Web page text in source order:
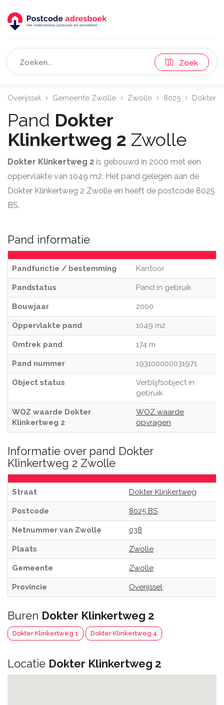
Zoek
Overijssel Gemeente Zwolle Zwolle 8025 Dokter
Pand Dokter
Klinkertweg 2 Zwolle
Dokter Klinkertweg 2 is gebouwd in 2000 met een
oppervlakte van 1049 m2. Het pand gelegen aan de
Dokter Klinkertweg 2 Zwolle en heeft de postcode 8025
BS.
Pand informatie
Pandfunctie / bestemming Kantoor
Pandstatus Pand in gebruik
Bouwjaar 2000
Oppervlakte pand 1049 m2
Omtrek pand 174 m
Pand nummer 193100000031971
Object status
Verblijfsobject in
gebruik
WOZ waarde Dokter
Klinkertweg 2
WOZ waarde
opvragen
Informatie over pand Dokter
Klinkertweg 2 Zwolle
Straat Dokter Klinkertweg
Postcode 8025 BS
Netnummer van Zwolle 038
Plaats Zwolle
Gemeente Zwolle
Provincie Overijssel
Buren Dokter Klinkertweg 2
Dokter Klinkertweg 1 Dokter Klinkertweg 4
Locatie Dokter Klinkertweg 2